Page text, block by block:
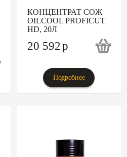
КОНЦЕНТРАТ СОЖ
OILCOOL PROFICUT
HD, 20Л
20 592p
Подробнее